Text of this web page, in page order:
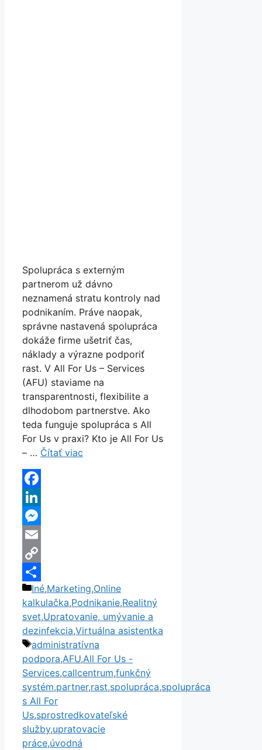
Spolupráca s externým
partnerom už dávno
neznamená stratu kontroly nad
podnikaním. Práve naopak,
správne nastavená spolupráca
dokáže firme ušetriť čas,
náklady a výrazne podporiť
rast. V All For Us – Services
(AFU) staviame na
transparentnosti, flexibilite a
dlhodobom partnerstve. Ako
teda funguje spolupráca s All
For Us v praxi? Kto je All For Us
– … Čítať viac
Facebook
LinkedIn
Messenger
Email
Copy
Link
Share
Kategórie
Iné,Marketing,Online
kalkulačka,Podnikanie,Realitný
svet,Upratovanie, umývanie a
dezinfekcia,Virtuálna asistentka
Značky
administratívna
podpora,AFU,All For Us -
Services,callcentrum,funkčný
systém,partner,rast,spolupráca,spolupráca
s All For
Us,sprostredkovateľské
služby,upratovacie
práce,úvodná